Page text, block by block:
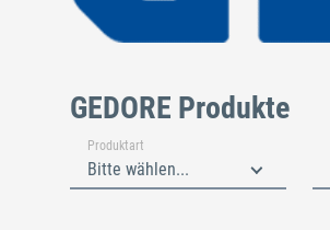
GEDORE Produkte
Produktart
Bitte wählen...